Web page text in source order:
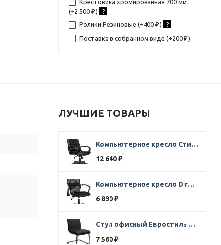
Крестовина хромированная 700 мм
(+2 500 ₽ ) ?
Ролики Резиновые (+400 ₽ ) ?
Поставка в собранном виде (+200 ₽ )
ЛУЧШИЕ ТОВАРЫ
Компьютерное кресло Стиль Ультра SOFT кожа черная
12 640 ₽
Компьютерное кресло Direct ткань черная
6 890 ₽
Стул офисный Евростиль 250 (стул сбербанк) кожзам черный
7 560 ₽